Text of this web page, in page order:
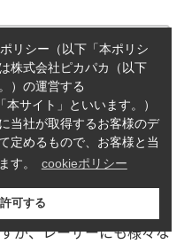
作用について
クごとに扱っているも
が、レーザーにも様々な
リシー（以下「本ポリシ
株式会社ピカパカ（以下
）の運営する
サイト」といいます。）
当社が取得するお客様のデ
定めるもので、お客様と当
す。
cookieポリシー
許可する